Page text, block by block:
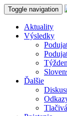
Toggle navigation
Aktuality
Výsledky
Ďalšie